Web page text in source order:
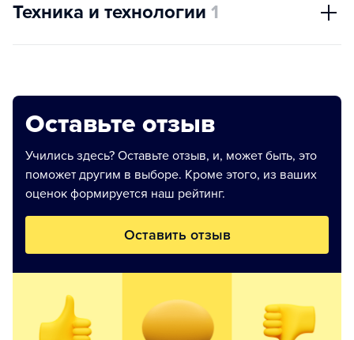
Техника и технологии 1
Оставьте отзыв
Учились здесь? Оставьте отзыв, и, может быть, это
поможет другим в выборе. Кроме этого, из ваших
оценок формируется наш рейтинг.
Оставить отзыв